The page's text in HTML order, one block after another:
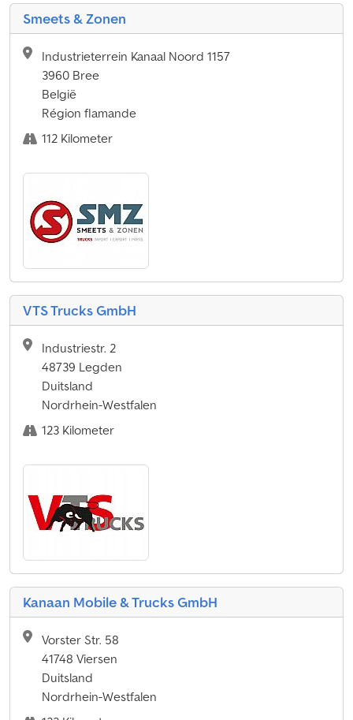
Smeets & Zonen
Industrieterrein Kanaal Noord 1157
3960 Bree
België
Région flamande
112 Kilometer
VTS Trucks GmbH
Industriestr. 2
48739 Legden
Duitsland
Nordrhein-Westfalen
123 Kilometer
Kanaan Mobile & Trucks GmbH
Vorster Str. 58
41748 Viersen
Duitsland
Nordrhein-Westfalen